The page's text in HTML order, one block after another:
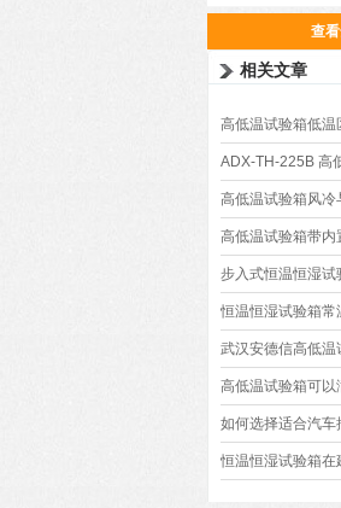
查
相关文章
高低温试验箱低温
源材料检测标准指
ADX-TH-225B 高
现货加急快速出货
高低温试验箱风
用解析
高低温试验箱带内
途无需停机观测痛
步入式恒温恒湿试
测试的理想设备
恒温恒湿试验箱
间的技术判定与影
武汉安德信高低
研发质检省心降本​
高低温试验箱可
如何选择适合汽
试验箱？
恒温恒湿试验箱在